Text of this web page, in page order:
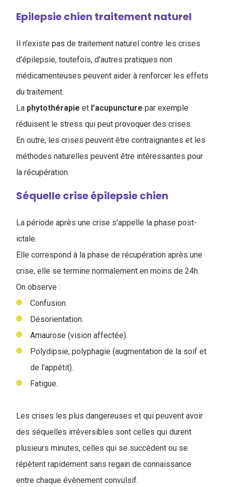
Epilepsie chien traitement naturel
Il n'existe pas de traitement naturel contre les crises
d'épilepsie, toutefois, d'autres pratiques non
médicamenteuses peuvent aider à renforcer les effets
du traitement.
La phytothérapie et l’acupuncture par exemple
réduisent le stress qui peut provoquer des crises.
En outre, les crises peuvent être contraignantes et les
méthodes naturelles peuvent être intéressantes pour
la récupération.
Séquelle crise épilepsie chien
La période après une crise s'appelle la phase post-
ictale.
Elle correspond à la phase de récupération après une
crise, elle se termine normalement en moins de 24h.
On observe :
Confusion.
Désorientation.
Amaurose (vision affectée).
Polydipsie, polyphagie (augmentation de la soif et
de l'appétit).
Fatigue.
Les crises les plus dangereuses et qui peuvent avoir
des séquelles irréversibles sont celles qui durent
plusieurs minutes, celles qui se succèdent ou se
répètent rapidement sans regain de connaissance
entre chaque évènement convulsif.